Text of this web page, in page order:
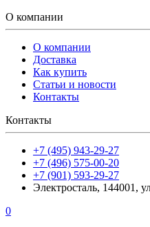
О компании
О компании
Доставка
Как купить
Статьи и новости
Контакты
Контакты
+7 (495) 943-29-27
+7 (496) 575-00-20
+7 (901) 593-29-27
Электросталь, 144001,
0